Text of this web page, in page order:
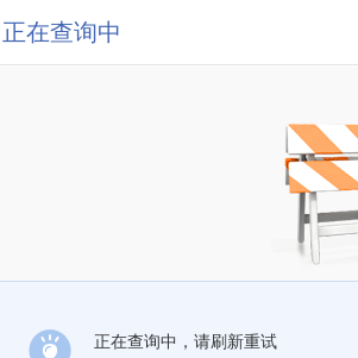
正在查询中
正在查询中，请刷新重试